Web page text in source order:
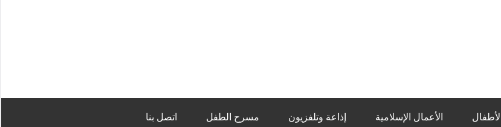
الأعمال الإسلامية إذاعة وتلفزيون مسرح الطفل اتصل بنا